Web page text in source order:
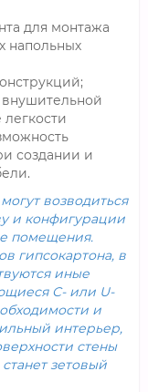
для монтажа
напольных
создании и
возводиться
и конфигурации
помещения.
гипсокартона, в
иные
C- или U-
и
интерьер,
стены
зетовый